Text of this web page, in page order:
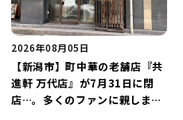
2026年08月05日
【新潟市】町中華の老舗店『共
進軒 万代店』が7月31日に閉
店…。多くのファンに親しまれ